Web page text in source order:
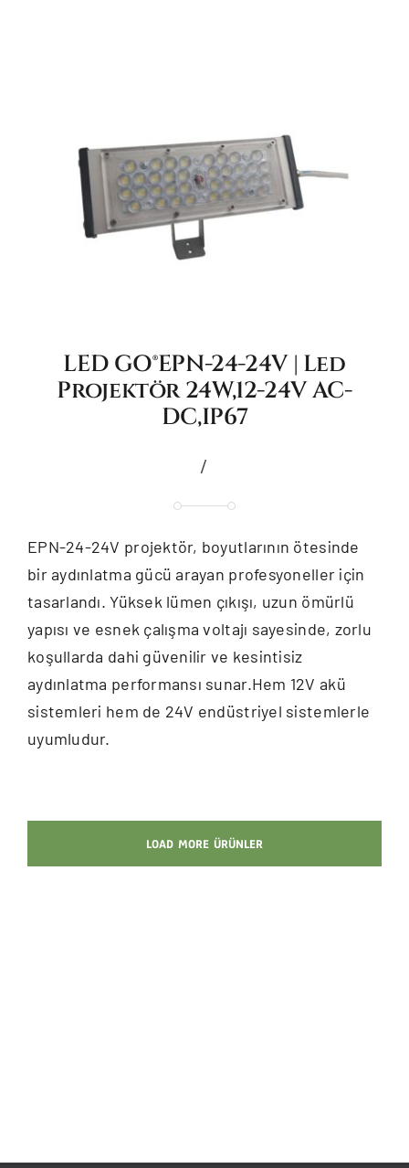
LED GO®EPN-24-24V | Led
Projektör 24W,12-24V AC-
DC,IP67
/
EPN-24-24V projektör, boyutlarının ötesinde
bir aydınlatma gücü arayan profesyoneller için
tasarlandı. Yüksek lümen çıkışı, uzun ömürlü
yapısı ve esnek çalışma voltajı sayesinde, zorlu
koşullarda dahi güvenilir ve kesintisiz
aydınlatma performansı sunar.Hem 12V akü
sistemleri hem de 24V endüstriyel sistemlerle
uyumludur.
LOAD MORE ÜRÜNLER